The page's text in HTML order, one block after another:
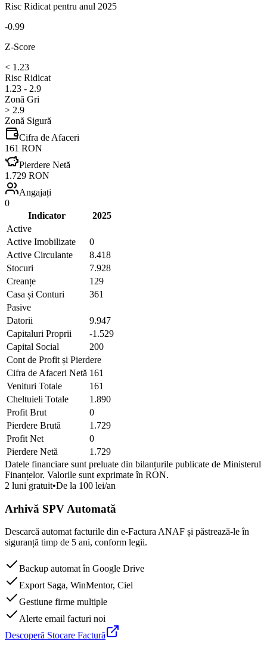
Risc Ridicat pentru anul 2025
-0.99
Z-Score
< 1.23
Risc Ridicat
1.23 - 2.9
Zonă Gri
> 2.9
Zonă Sigură
Cifra de Afaceri
161 RON
Pierdere Netă
1.729 RON
Angajați
0
Indicator
2025
Active
Active Imobilizate
0
Active Circulante
8.418
Stocuri
7.928
Creanțe
129
Casa și Conturi
361
Pasive
Datorii
9.947
Capitaluri Proprii
-1.529
Capital Social
200
Cont de Profit și Pierdere
Cifra de Afaceri Netă 161
Venituri Totale
161
Cheltuieli Totale
1.890
Profit Brut
0
Pierdere Brută
1.729
Profit Net
0
Pierdere Netă
1.729
Datele financiare sunt preluate din bilanțurile publicate de Ministerul
Finanțelor. Valorile sunt exprimate în RON.
2 luni gratuit•De la 100 lei/an
Arhivă SPV Automată
Descarcă automat facturile din e-Factura ANAF și păstrează-le în
siguranță timp de 5 ani, conform legii.
Backup automat în Google Drive
Export Saga, WinMentor, Ciel
Gestiune firme multiple
Alerte email facturi noi
Descoperă Stocare Factură